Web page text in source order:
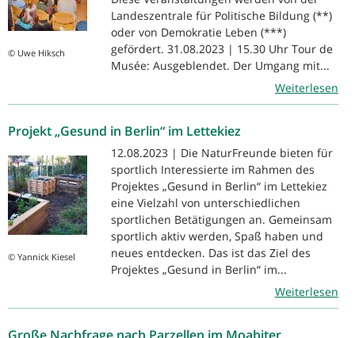
© Uwe Hiksch
Landeszentrale für Politische Bildung (**)
oder von Demokratie Leben (***)
gefördert. 31.08.2023 | 15.30 Uhr Tour de
Musée: Ausgeblendet. Der Umgang mit...
Weiterlesen
Projekt „Gesund in Berlin“ im Lettekiez
© Yannick Kiesel
12.08.2023 | Die NaturFreunde bieten für
sportlich Interessierte im Rahmen des
Projektes „Gesund in Berlin“ im Lettekiez
eine Vielzahl von unterschiedlichen
sportlichen Betätigungen an. Gemeinsam
sportlich aktiv werden, Spaß haben und
neues entdecken. Das ist das Ziel des
Projektes „Gesund in Berlin“ im...
Weiterlesen